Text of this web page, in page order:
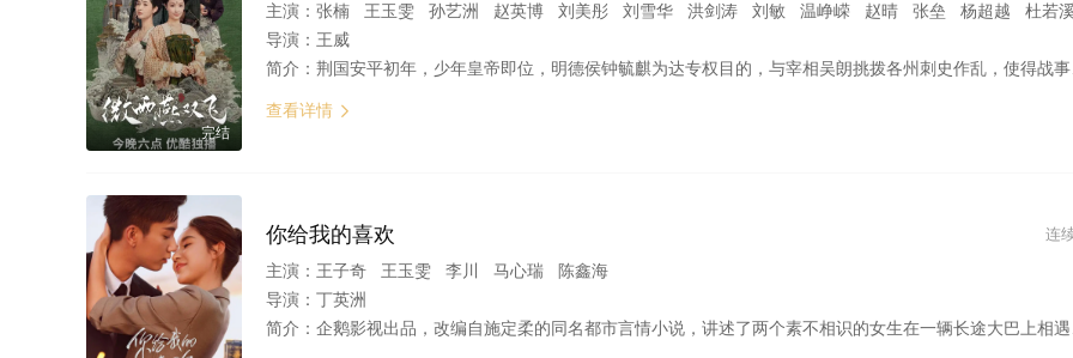
完结
主演： 张楠 王玉雯 孙艺洲 赵英博 刘美彤 刘雪华 洪剑涛 刘敏 温峥嵘 赵晴 张垒 杨超越 杜若溪 陈紫函 陆妍淇 王思懿 惠英红 汪汐潮 黄馨瑶 赵嘉
导演： 王威
简介： 荆国安平初年，少年皇帝即位，明德侯钟毓麒为达专权目的，与宰相吴朗挑拨各州刺史作乱，使得战事纷涌，民不聊生。国都京州城内，六品官员白文泰的侄女茉喜与掌上明珠凤瑶，意外被卷进了是非中央。 剧集改编自尼罗同名言情小说。
查看详情 
连
你给我的喜欢
主演： 王子奇 王玉雯 李川 马心瑞 陈鑫海
导演： 丁英洲
简介： 企鹅影视出品，改编自施定柔的同名都市言情小说，讲述了两个素不相识的女生在一辆长途大巴上相遇，闵慧对自己只字不提，好奇的苏田却觉察到她的心事，并为此献出了生命，为了填补内心的亏欠，闵慧决定替代苏田去见男主辛旗，不料却陷入到一段尴尬的情缘。